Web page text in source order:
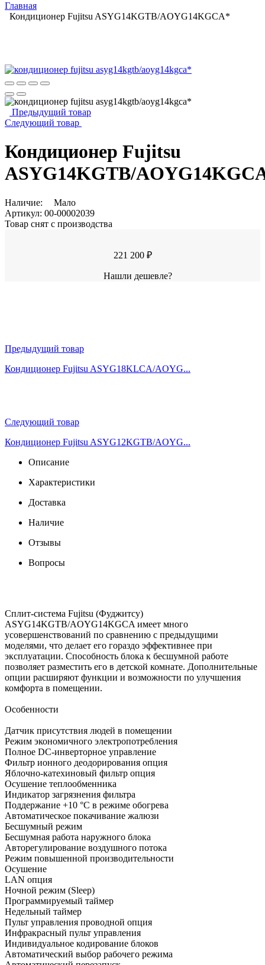
Главная
Кондиционер Fujitsu ASYG14KGTB/AOYG14KGCA*
Предыдущий товар
Следующий товар
Кондиционер Fujitsu
ASYG14KGTB/
Наличие:
Мало
Артикул: 00-00002039
Товар снят с производства
221 200 ₽
Нашли дешевле?
Предыдущий товар
Кондиционер Fujitsu ASYG18KLCA/AOYG...
Следующий товар
Кондиционер Fujitsu ASYG12KGTB/AOYG...
Описание
Характеристики
Доставка
Наличие
Отзывы
Вопросы
Сплит-система Fujitsu (Фуджитсу)
ASYG14KGTB/AOYG14KGCA имеет много
усовершенствований по сравнению с предыдущими
моделями, что делает его гораздо эффективнее при
эксплуатации. Способность блока к бесшумной работе
позволяет разместить его в детской комнате. Дополнительные
опции расширяют функции и возможности по улучшения
комфорта в помещении.
Особенности
Датчик присутствия людей в помещении
Режим экономичного электропотребления
Полное DC-инверторное управление
Фильтр ионного деодорирования опция
Яблочно-катехиновый фильтр опция
Осушение теплообменника
Индикатор загрязнения фильтра
Поддержание +10 °С в режиме обогрева
Автоматическое покачивание жалюзи
Бесшумный режим
Бесшумная работа наружного блока
Авторегулирование воздушного потока
Режим повышенной производительности
Осушение
LAN опция
Ночной режим (Sleep)
Программируемый таймер
Недельный таймер
Пульт управления проводной опция
Инфракрасный пульт управления
Индивидуальное кодирование блоков
Автоматический выбор рабочего режима